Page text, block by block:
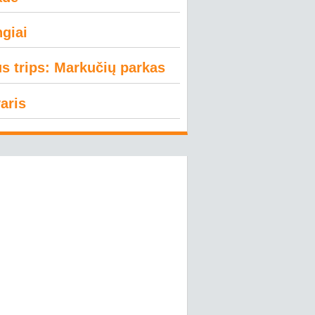
trips: Markučių parkas